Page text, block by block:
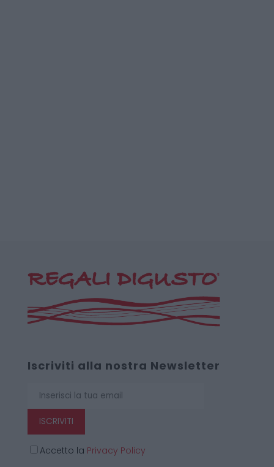
Iscriviti alla nostra Newsletter
ISCRIVITI
Accetto la Privacy Policy